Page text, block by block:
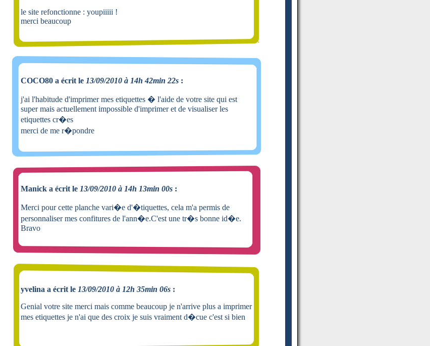
le site refonctionne : youpiiiii !
merci beaucoup
COCO80 a écrit le 13/09/2010 à 14h 42min 22s :
j'ai l'habitude d'imprimer mes etiquettes � l'aide de votre site qui est
super mais actuellement impossible d'imprimer et de visualiser les
etiquettes cr�es
merci de me r�pondre
Manick a écrit le 13/09/2010 à 14h 13min 00s :
Merci pour cette planche vari�e d'�tiquettes, cela m'a permis de
personnaliser mes confitures de l'ann�e.C'est une tr�s bonne id�e.
Bravo
yvelina a écrit le 13/09/2010 à 12h 35min 06s :
Genial votre site merci mais comme beaucoup je n'arrive plus a imprimer
mes etiquettes je n'ai que des croix je suis vraiment d�cue c'est si bien